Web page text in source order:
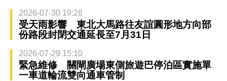
2026-07-30 19:28
受天雨影響 東北大馬路往友誼圓形地方向部
份路段封閉交通延長至7月31日
2026-07-29 15:10
緊急維修 關閘廣場東側旅遊巴停泊區實施單
一車道輪流雙向通車管制